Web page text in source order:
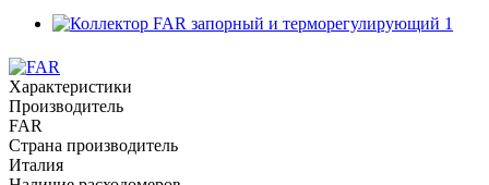
Характеристики
Производитель
FAR
Страна производитель
Италия